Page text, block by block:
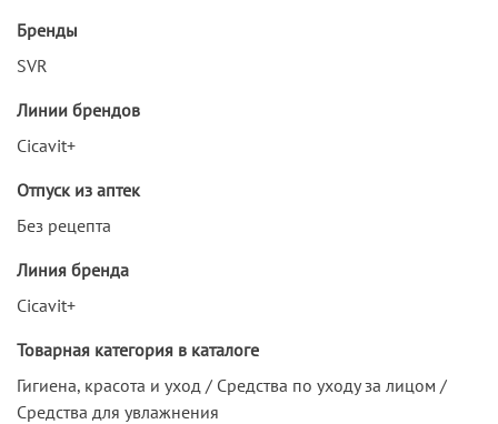
Бренды
SVR
Линии брендов
Cicavit+
Отпуск из аптек
Без рецепта
Линия бренда
Cicavit+
Товарная категория в каталоге
Гигиена, красота и уход / Средства по уходу за лицом /
Средства для увлажнения